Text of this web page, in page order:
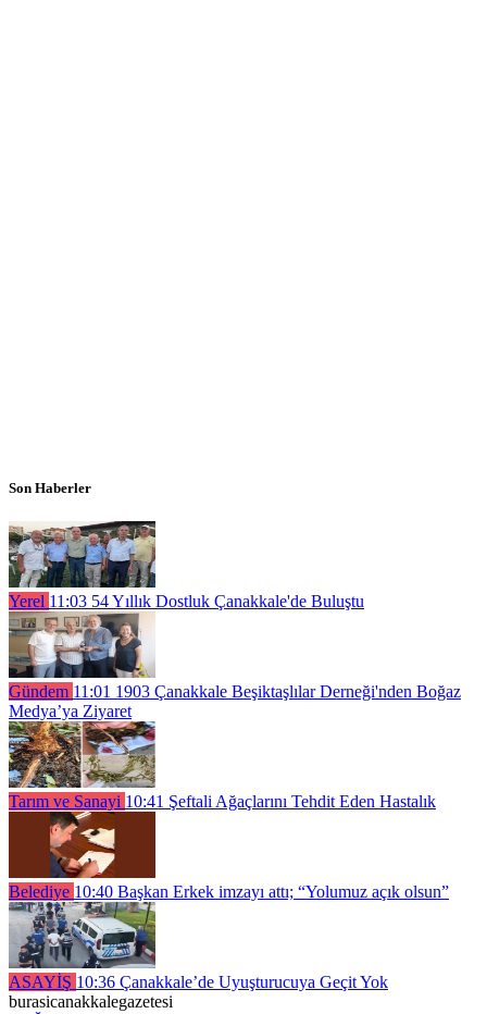
Son Haberler
Yerel 11:03 54 Yıllık Dostluk Çanakkale'de Buluştu
Gündem 11:01 1903 Çanakkale Beşiktaşlılar Derneği'nden Boğaz
Medya’ya Ziyaret
Tarım ve Sanayi 10:41 Şeftali Ağaçlarını Tehdit Eden Hastalık
Belediye 10:40 Başkan Erkek imzayı attı; “Yolumuz açık olsun”
ASAYİŞ 10:36 Çanakkale’de Uyuşturucuya Geçit Yok
burasicanakkalegazetesi